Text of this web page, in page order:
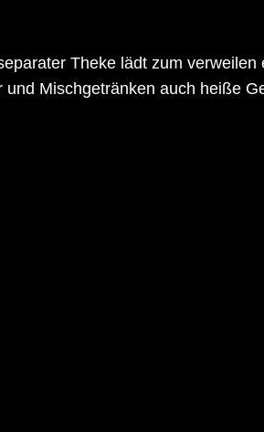
Theke lädt zum verweilen
Mischgetränken auch heiße